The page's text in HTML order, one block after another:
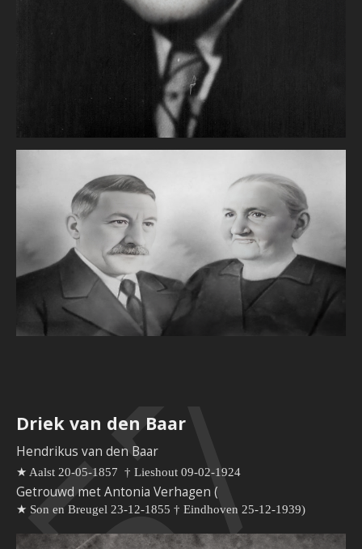
Driek van den Baar
Hendrikus van den Baar
★ Aalst 20-05-1857 † Lieshout 09-02-1924
Getrouwd met Antonia Verhagen (
★ Son en Breugel 23-12-1855 † Eindhoven 25-12-1939)